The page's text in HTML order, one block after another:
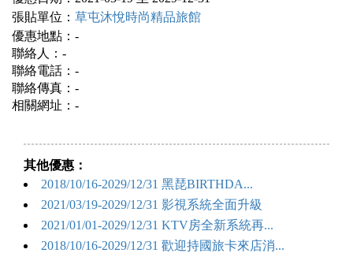
張貼單位： 草屯沐悅時尚精品旅館
優惠地點：-
聯絡人：-
聯絡電話：-
聯絡傳真：-
相關網址：-
其他優惠：
2018/10/16-2029/12/31 黑琵BIRTHDA...
2021/03/19-2029/12/31 影視系統全面升級
2021/01/01-2029/12/31 KTV房全新系統再...
2018/10/16-2029/12/31 歡迎持國旅卡來店消...